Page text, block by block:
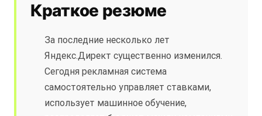
Краткое резюме
За последние несколько лет
Яндекс.Директ существенно изменился.
Сегодня рекламная система
самостоятельно управляет ставками,
использует машинное обучение,